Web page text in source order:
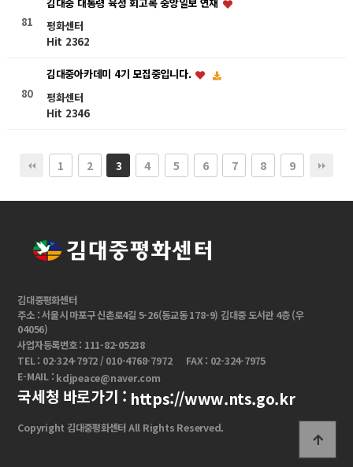
81
김대중 대통령 육성 회고록 중앙일보 연재
평화센터
Hit 2362
80
김대중아카데미 4기 모집중입니다.
평화센터
Hit 2346
1 2 3 4 5 6 7 8 9
김대중평화센터
주소 : 서울시 마포구 신촌로4길 5-26(동교동 178-9) 김대중 도서관 4층 (우
04056)
사업자등록번호 : 111-82-05238
TEL : 02-324-7972 / 010-4768-7972
FAX : 02-324-7975
E-MAIL : kdjpeace@naver.com
국세청 바로가기 : https://www.nts.go.kr
Copyright 김대중평화센터 All Rights Reserved.